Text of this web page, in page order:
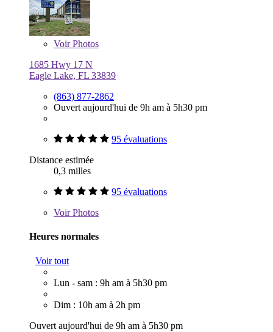
VoirPhotos
1685 Hwy 17 N
Eagle Lake, FL 33839
(863) 877-2862
Ouvert aujourd'hui de 9h am à 5h30 pm
95 évaluations
Distance estimée
0,3 milles
95 évaluations
VoirPhotos
Heures normales
Voir tout
Lun - sam : 9h am à 5h30 pm
Dim : 10h am à 2h pm
Ouvert aujourd'hui de 9h am à 5h30 pm